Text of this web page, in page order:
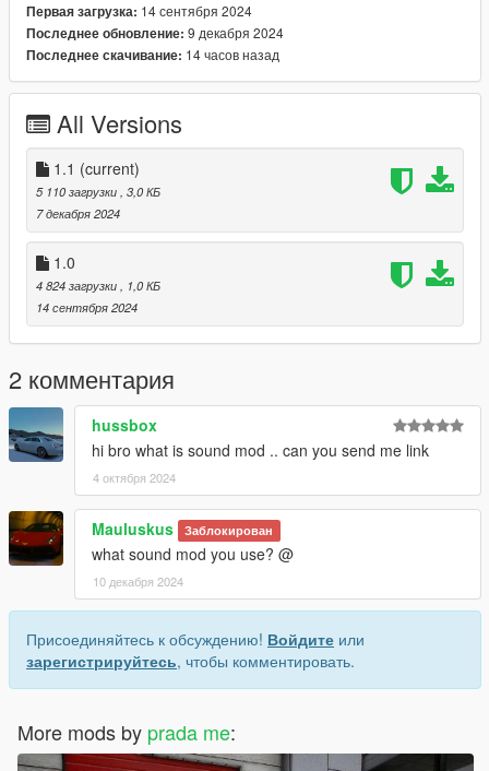
added separation of AWD and RWD
Первая загрузка: 14 сентября 2024
Последнее обновление: 9 декабря 2024
Последнее скачивание: 14 часов назад
All Versions
1.1 (current)
5 110 загрузки, 3,0 КБ
7 декабря 2024
1.0
4 824 загрузки, 1,0 КБ
14 сентября 2024
2 комментария
hussbox
hi bro what is sound mod .. can you send me link
4 октября 2024
Mauluskus Заблокирован
what sound mod you use? @
10 декабря 2024
Присоединяйтесь к обсуждению! Войдите или
зарегистрируйтесь, чтобы комментировать.
More mods by prada me: